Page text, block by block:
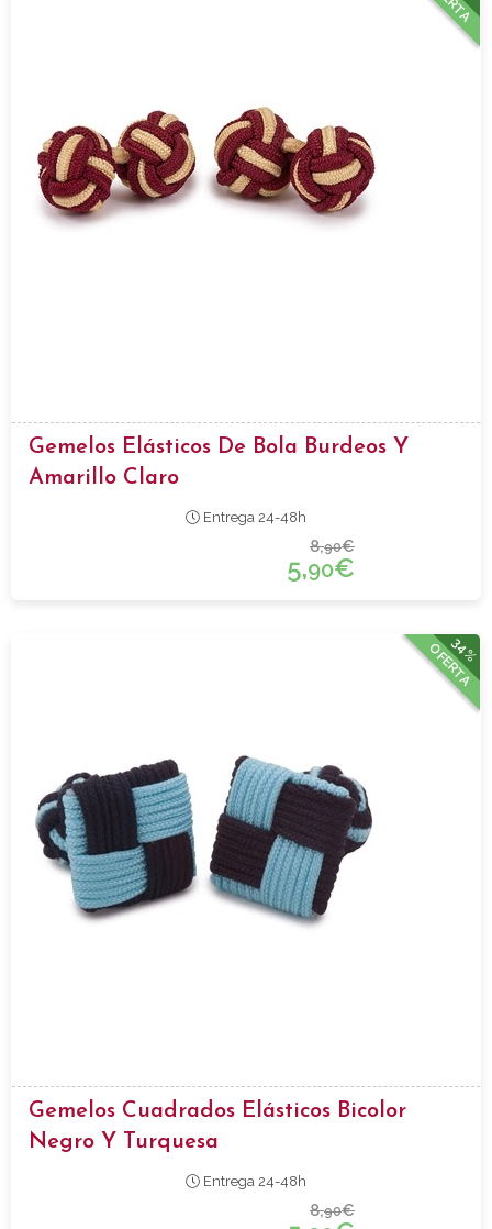
Gemelos Elásticos De Bola Burdeos Y
Amarillo Claro
Entrega 24-48h
8,90€
5,90€
34%
OFERTA
Gemelos Cuadrados Elásticos Bicolor
Negro Y Turquesa
Entrega 24-48h
8,90€